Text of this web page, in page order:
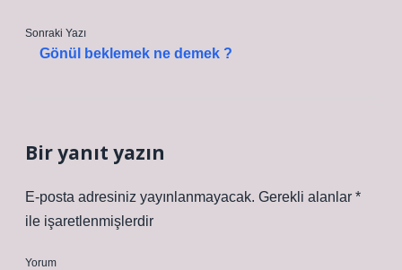
Sonraki Yazı
Gönül beklemek ne demek ?
Bir yanıt yazın
E-posta adresiniz yayınlanmayacak. Gerekli alanlar *
ile işaretlenmişlerdir
Yorum